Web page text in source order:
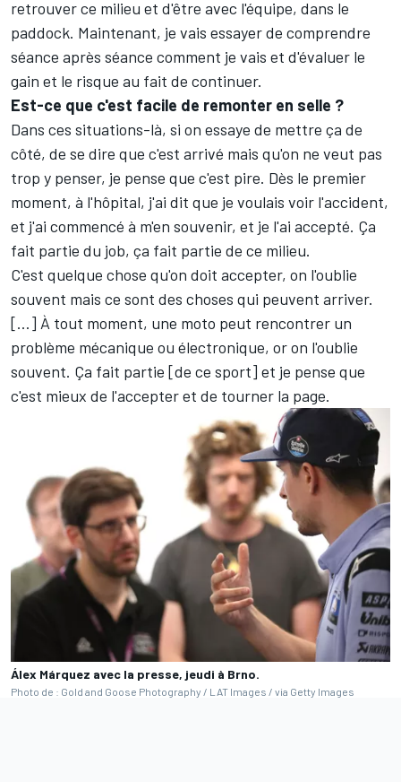
retrouver ce milieu et d'être avec l'équipe, dans le
paddock. Maintenant, je vais essayer de comprendre
séance après séance comment je vais et d'évaluer le
gain et le risque au fait de continuer.
Est-ce que c'est facile de remonter en selle ?
Dans ces situations-là, si on essaye de mettre ça de
côté, de se dire que c'est arrivé mais qu'on ne veut pas
trop y penser, je pense que c'est pire. Dès le premier
moment, à l'hôpital, j'ai dit que je voulais voir l'accident,
et j'ai commencé à m'en souvenir, et je l'ai accepté. Ça
fait partie du job, ça fait partie de ce milieu.
C'est quelque chose qu'on doit accepter, on l'oublie
souvent mais ce sont des choses qui peuvent arriver.
[…] À tout moment, une moto peut rencontrer un
problème mécanique ou électronique, or on l'oublie
souvent. Ça fait partie [de ce sport] et je pense que
c'est mieux de l'accepter et de tourner la page.
Álex Márquez avec la presse, jeudi à Brno.
Photo de : Gold and Goose Photography / LAT Images / via Getty Images